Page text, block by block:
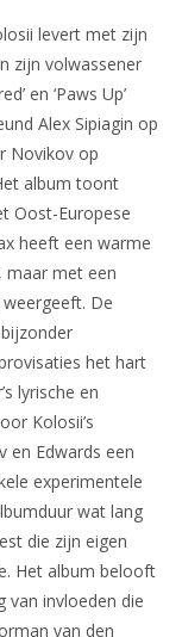
levert met zijn
zijn volwassener
en ‘Paws Up’
Alex Sipiagin op
Novikov op
album toont
Oost-Europese
heeft een warme
maar met een
De
het hart
lyrische en
Kolosii’s
en Edwards een
experimentele
wat lang
die zijn eigen
Het album belooft
van invloeden die
van den